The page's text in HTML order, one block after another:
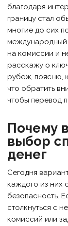
благодаря
границу стал
многие до сих
международный
на комиссии и
расскажу о
рубеж, поясню,
что обратить
чтобы перевод
Почему
выбор
денег
Сегодня
каждого из них
безопасность.
столкнуться с
комиссий или